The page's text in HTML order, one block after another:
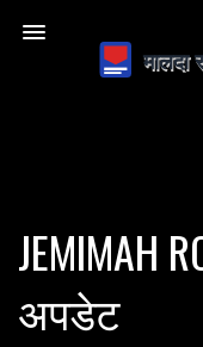
JEMIMAH
अपडेट